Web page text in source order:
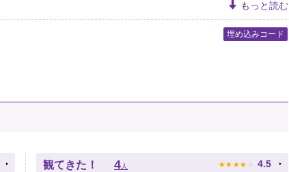
もっと読む
埋め込みコード
観てきた！ 4 人 ★ ★ ★ ★ ★ 4.5